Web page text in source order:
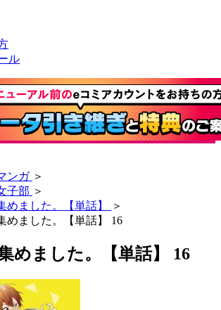
ル
ンガ ＞
子部 ＞
めました。【単話】
＞
めました。【単話】 16
めました。【単話】 16